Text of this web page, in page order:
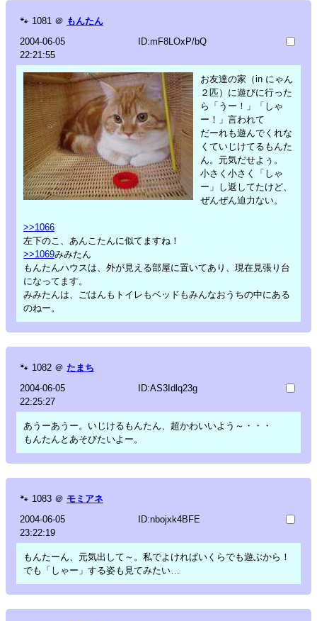
🐾 1081 ＠ もんたん
2004-06-05
22:21:55
ID:mF8LOxP/bQ
お友達の家（in にゃん
２匹）に遊びに行った
ら「うー！」「しゃ
ー！」言われて
だーれも遊んでくれな
くていじけてるもんた
ん。元気だせよぅ。
小さく小さく「しゃ
ー」し返してたけど、
ぜんぜん迫力ない。
>>1066
左下のこ、あんこたんに似てますね！
>>1069みみたん
もんたんハウスは、外が見える部屋に置いてあり、現在見張り台
になってます。
みみたんは、ごはんもトイレもベッドもみんなおうちの中にある
のねー。
🐾 1082 ＠ たまち
2004-06-05
22:25:27
ID:AS3Idlq23g
あうーあうー。いじけるもんたん、超かわいいよう～・・・
もんたんとあそびたいよー。
🐾 1083 ＠ モミアネ
2004-06-05
23:22:19
ID:nbojxk4BFE
もんたーん、元気出して～。私でよければいくらでも遊ぶから！
でも「しゃー」する姿も見てみたい…